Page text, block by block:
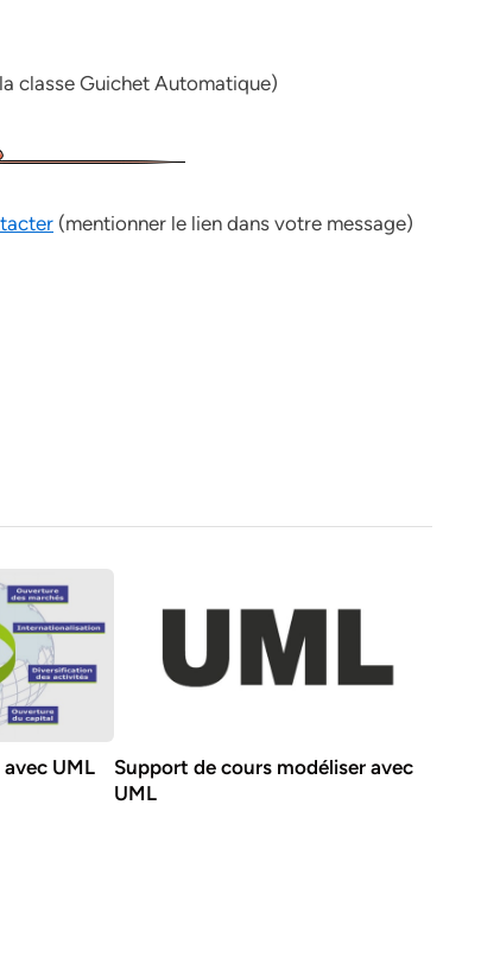
classe Guichet Automatique)
(mentionner le lien dans votre message)
UML
Support de cours modéliser avec
UML